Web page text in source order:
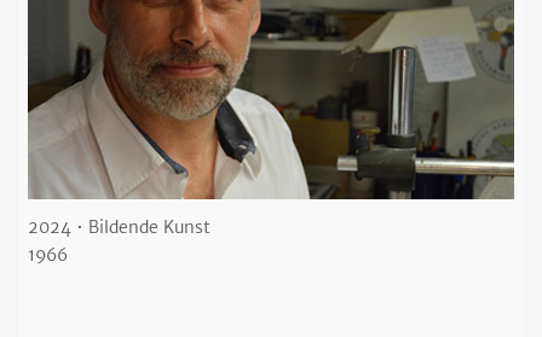
2024 • Bildende Kunst
1966